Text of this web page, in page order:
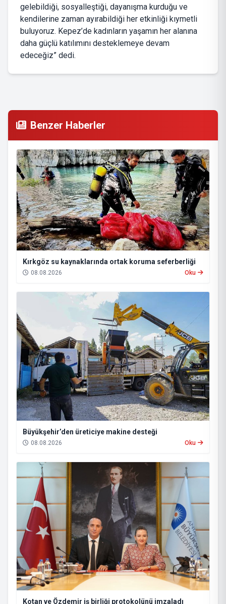
gelebildiği, sosyalleştiği, dayanışma kurduğu ve
kendilerine zaman ayırabildiği her etkinliği kıymetli
buluyoruz. Kepez’de kadınların yaşamın her alanına
daha güçlü katılımını desteklemeye devam
edeceğiz” dedi.
Benzer Haberler
Kırkgöz su kaynaklarında ortak koruma seferberliği
08.08.2026 Oku
Büyükşehir’den üreticiye makine desteği
08.08.2026 Oku
Kotan ve Özdemir iş birliği protokolünü imzaladı